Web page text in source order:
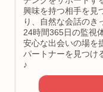
興味を持つ相手を見
り、自然な会話のき
24時間365日の監視
安心な出会いの場を
パートナーを見つけ
♪